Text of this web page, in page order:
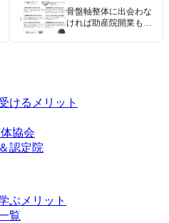
骨盤軸整体に出会わな
ければ助産院開業もし
›
けるメリット
協会
認定院
ぶメリット
覧